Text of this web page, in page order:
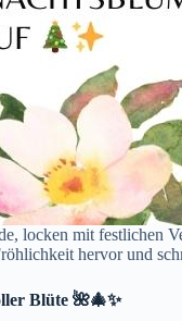
locken mit festlichen
hervor und
Blüte 🌺🎄✨